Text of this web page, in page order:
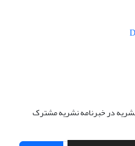
نشریه در خبرنامه نشریه مشترک